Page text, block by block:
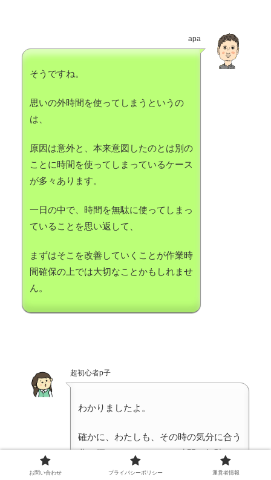
apa
そうですね。
思いの外時間を使ってしまうというの
は、
原因は意外と、本来意図したのとは別の
ことに時間を使ってしまっているケース
が多々あります。
一日の中で、時間を無駄に使ってしまっ
ていることを思い返して、
まずはそこを改善していくことが作業時
間確保の上では大切なことかもしれませ
ん。
超初心者p子
わかりましたよ。
確かに、わたしも、その時の気分に合う
曲を探したりするのに、時間を無駄にし
ていたかもな・・・
お問い合わせ プライバシーポリシー 運営者情報